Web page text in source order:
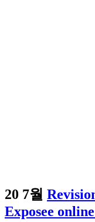
20 7월
Exposee